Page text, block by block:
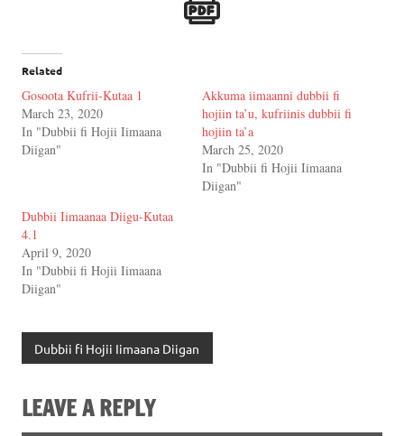
Related
Gosoota Kufrii-Kutaa 1
March 23, 2020
In "Dubbii fi Hojii Iimaana
Diigan"
Akkuma iimaanni dubbii fi
hojiin ta’u, kufriinis dubbii fi
hojiin ta’a
March 25, 2020
In "Dubbii fi Hojii Iimaana
Diigan"
Dubbii Iimaanaa Diigu-Kutaa
4.1
April 9, 2020
In "Dubbii fi Hojii Iimaana
Diigan"
Dubbii fi Hojii Iimaana Diigan
LEAVE A REPLY